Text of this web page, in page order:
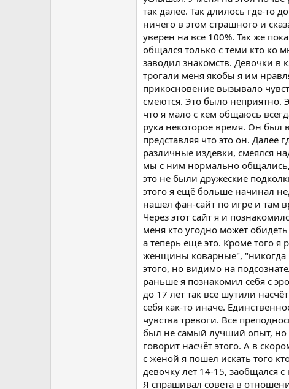
так далее. Так длилось где-то
ничего в этом страшного и
уверен на все 100%. Так же
общался только с теми кто ко
заводил знакомств. Девочки в
трогали меня якобы я им
прикосновение вызывало
смеются. Это было неприятно.
что я мало с кем общаюсь
рука некоторое время. Он
представляя что это он. Далее
различные издевки, смеялся
мы с ним нормально
это не были дружеские
этого я ещё больше начинал
нашел фан-сайт по игре и там
Через этот сайт я и
меня кто угодно может
а теперь ещё это. Кроме того я
женщины коварные", "никогда
этого, но видимо на
раньше я познакомил себя с
до 17 лет так все шутили
себя как-то иначе.
чувства тревоги. Все
был не самый лучший опыт, но
говорит насчёт этого. А в
с женой я пошел искать того
девочку лет 14-15, заобщался
Я спрашивал совета в